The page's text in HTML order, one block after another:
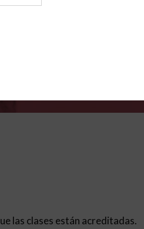
las clases están acreditadas.